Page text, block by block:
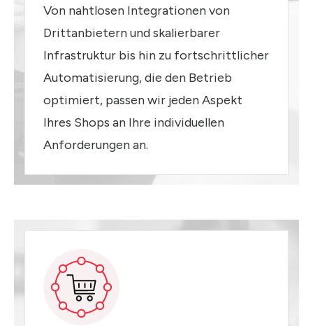
Von nahtlosen Integrationen von
Drittanbietern und skalierbarer
Infrastruktur bis hin zu fortschrittlicher
Automatisierung, die den Betrieb
optimiert, passen wir jeden Aspekt
Ihres Shops an Ihre individuellen
Anforderungen an.